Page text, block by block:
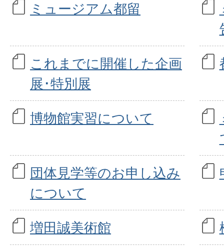
ミュージアム都留
これまでに開催した企画
展･特別展
博物館実習について
団体見学等のお申し込み
について
増田誠美術館